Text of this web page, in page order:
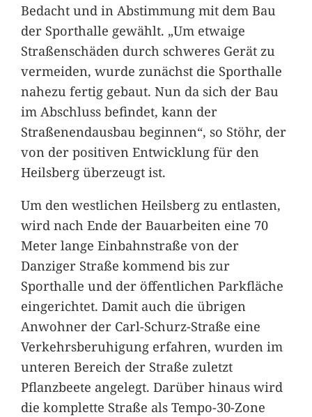
Bedacht und in Abstimmung mit dem Bau
der Sporthalle gewählt. „Um etwaige
Straßenschäden durch schweres Gerät zu
vermeiden, wurde zunächst die Sporthalle
nahezu fertig gebaut. Nun da sich der Bau
im Abschluss befindet, kann der
Straßenendausbau beginnen“, so Stöhr, der
von der positiven Entwicklung für den
Heilsberg überzeugt ist.
Um den westlichen Heilsberg zu entlasten,
wird nach Ende der Bauarbeiten eine 70
Meter lange Einbahnstraße von der
Danziger Straße kommend bis zur
Sporthalle und der öffentlichen Parkfläche
eingerichtet. Damit auch die übrigen
Anwohner der Carl-Schurz-Straße eine
Verkehrsberuhigung erfahren, wurden im
unteren Bereich der Straße zuletzt
Pflanzbeete angelegt. Darüber hinaus wird
die komplette Straße als Tempo-30-Zone